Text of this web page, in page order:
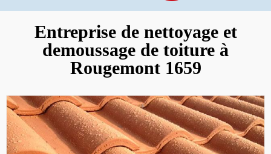
Entreprise de nettoyage et
demoussage de toiture à
Rougemont 1659